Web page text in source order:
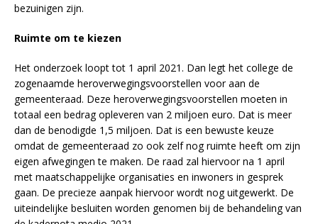
bezuinigen zijn.
Ruimte om te kiezen
Het onderzoek loopt tot 1 april 2021. Dan legt het college de
zogenaamde heroverwegingsvoorstellen voor aan de
gemeenteraad. Deze heroverwegingsvoorstellen moeten in
totaal een bedrag opleveren van 2 miljoen euro. Dat is meer
dan de benodigde 1,5 miljoen. Dat is een bewuste keuze
omdat de gemeenteraad zo ook zelf nog ruimte heeft om zijn
eigen afwegingen te maken. De raad zal hiervoor na 1 april
met maatschappelijke organisaties en inwoners in gesprek
gaan. De precieze aanpak hiervoor wordt nog uitgewerkt. De
uiteindelijke besluiten worden genomen bij de behandeling van